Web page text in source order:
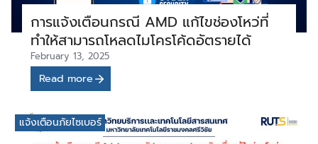
การแจ้งเตือนกรณี AMD แก้ไขช่องโหว่ที่
ทำให้สามารถโหลดไมโครโค้ดอัตรายได้
February 13, 2025
Read more
แจ้งเตือนภัยไซเบอร์